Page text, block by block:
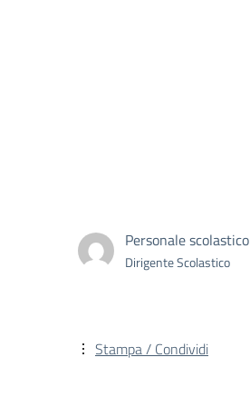
Personale scolastico
Dirigente Scolastico
Stampa / Condividi